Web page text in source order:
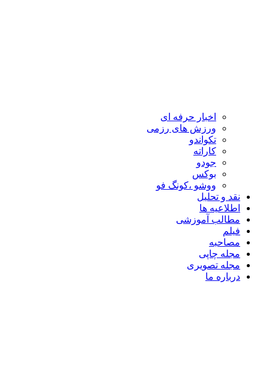
اخبار حرفه ای
ورزش های رزمی
تکواندو
کاراته
جودو
بوکس
ووشو ،کونگ فو
نقد و تحلیل
اطلاعیه ها
مطالب آموزشی
فیلم
مصاحبه
مجله چاپی
مجله تصویری
درباره ما